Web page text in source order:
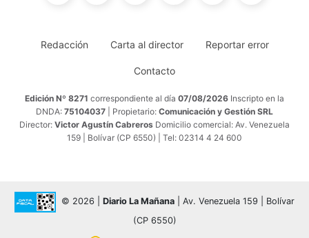
Redacción Carta al director Reportar error
Contacto
Edición Nº 8271 correspondiente al día 07/08/2026 Inscripto en la
DNDA: 75104037 | Propietario: Comunicación y Gestión SRL
Director: Victor Agustín Cabreros Domicilio comercial: Av. Venezuela
159 | Bolívar (CP 6550) | Tel: 02314 4 24 600
© 2026 | Diario La Mañana | Av. Venezuela 159 | Bolívar
(CP 6550)